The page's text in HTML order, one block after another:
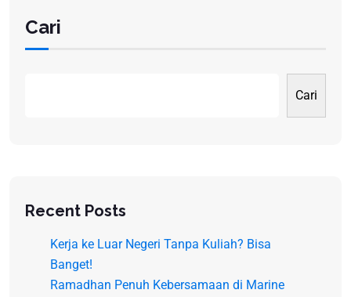
Cari
Cari
Recent Posts
Kerja ke Luar Negeri Tanpa Kuliah? Bisa
Banget!
Ramadhan Penuh Kebersamaan di Marine